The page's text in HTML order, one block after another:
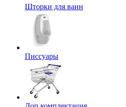
Шторки для ванн
Писсуары